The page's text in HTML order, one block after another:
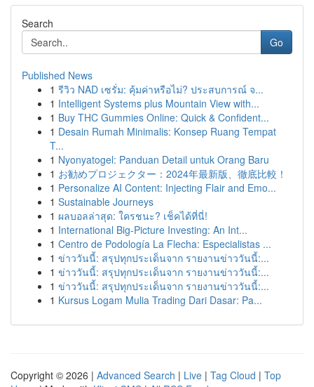
Search
Go
Published News
1 รีวิว NAD เซรั่ม: คุ้มค่าหรือไม่? ประสบการณ์ จ...
1 Intelligent Systems plus Mountain View with...
1 Buy THC Gummies Online: Quick & Confident...
1 Desain Rumah Minimalis: Konsep Ruang Tempat
T...
1 Nyonyatogel: Panduan Detail untuk Orang Baru
1 お勧めプロジェクター：2024年最新版、徹底比較！
1 Personalize AI Content: Injecting Flair and Emo...
1 Sustainable Journeys
1 ผลบอลล่าสุด: ใครชนะ? เช็คได้ที่นี่!
1 International Big-Picture Investing: An Int...
1 Centro de Podología La Flecha: Especialistas ...
1 ข่าววันนี้: สรุปทุกประเด็นจาก รายงานข่าววันนี้:...
1 ข่าววันนี้: สรุปทุกประเด็นจาก รายงานข่าววันนี้:...
1 ข่าววันนี้: สรุปทุกประเด็นจาก รายงานข่าววันนี้:...
1 Kursus Logam Mulia Trading Dari Dasar: Pa...
Copyright © 2026 | Advanced Search | Live | Tag Cloud | Top